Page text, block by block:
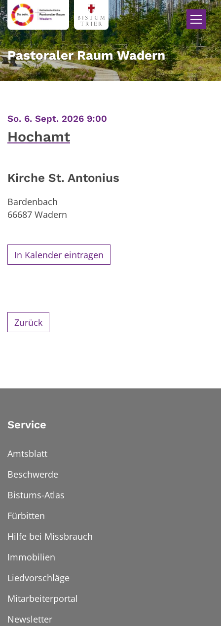
Zum Inhalt springen
Pastoraler Raum Wadern
So. 6. Sept. 2026 9:00
Hochamt
Kirche St. Antonius
Bardenbach
66687 Wadern
In Kalender eintragen
Zurück
Service
Amtsblatt
Beschwerde
Bistums-Atlas
Fürbitten
Hilfe bei Missbrauch
Immobilien
Liedvorschläge
Mitarbeiterportal
Newsletter